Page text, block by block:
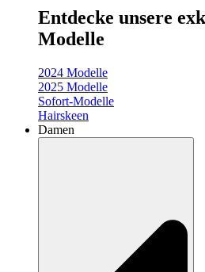
Entdecke unsere
Modelle
2024 Modelle
2025 Modelle
Sofort-Modelle
Hairskeen
Damen